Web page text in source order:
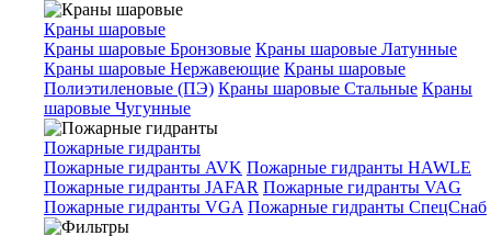
Краны шаровые
Краны шаровые Бронзовые Краны шаровые Латунные
Краны шаровые Нержавеющие Краны шаровые
Полиэтиленовые (ПЭ) Краны шаровые Стальные Краны
шаровые Чугунные
Пожарные гидранты
Пожарные гидранты AVK Пожарные гидранты HAWLE
Пожарные гидранты JAFAR Пожарные гидранты VAG
Пожарные гидранты VGA Пожарные гидранты СпецСнаб